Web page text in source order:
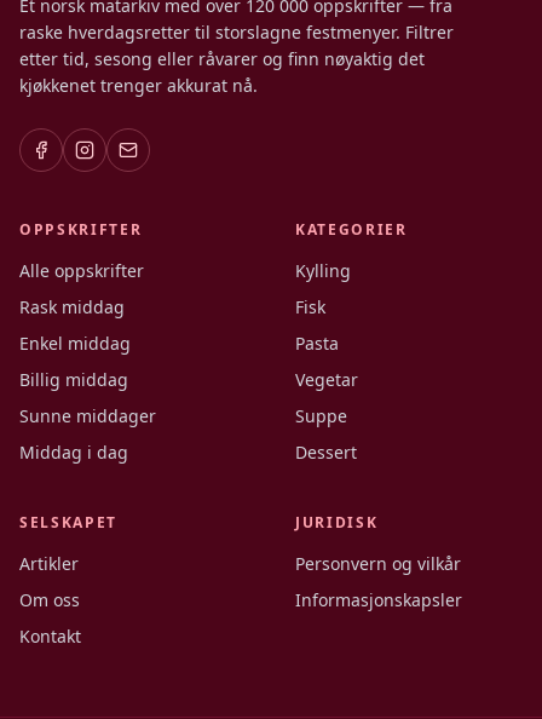
Et norsk matarkiv med over 120 000 oppskrifter — fra
raske hverdagsretter til storslagne festmenyer. Filtrer
etter tid, sesong eller råvarer og finn nøyaktig det
kjøkkenet trenger akkurat nå.
OPPSKRIFTER
Alle oppskrifter
Rask middag
Enkel middag
Billig middag
Sunne middager
Middag i dag
KATEGORIER
Kylling
Fisk
Pasta
Vegetar
Suppe
Dessert
SELSKAPET
Artikler
Om oss
Kontakt
JURIDISK
Personvern og vilkår
Informasjonskapsler